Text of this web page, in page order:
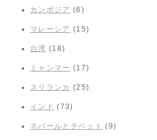
カンボジア (6)
マレーシア (15)
台湾 (18)
ミャンマー (17)
スリランカ (25)
インド (73)
ネパールとチベット (9)